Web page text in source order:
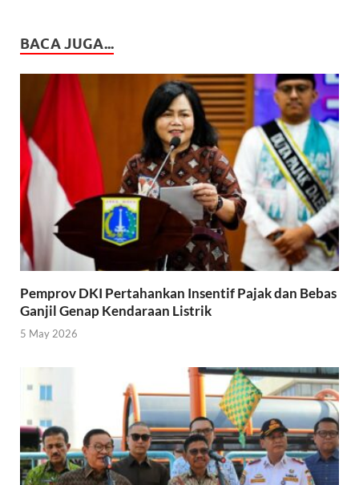
BACA JUGA...
Pemprov DKI Pertahankan Insentif Pajak dan Bebas
Ganjil Genap Kendaraan Listrik
5 May 2026